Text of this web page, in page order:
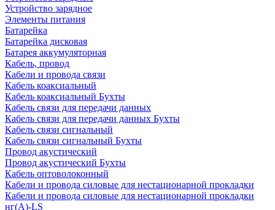
Устройство зарядное
Элементы питания
Батарейка
Батарейка дисковая
Батарея аккумуляторная
Кабель, провод
Кабели и провода связи
Кабель коаксиальный
Кабель коаксиальный Бухты
Кабель связи для передачи данных
Кабель связи для передачи данных Бухты
Кабель связи сигнальный
Кабель связи сигнальный Бухты
Провод акустический
Провод акустический Бухты
Кабель оптоволоконный
Кабели и провода силовые для нестационарной прокладки
Кабели и провода силовые для нестационарной прокладки
нг(А)-LS